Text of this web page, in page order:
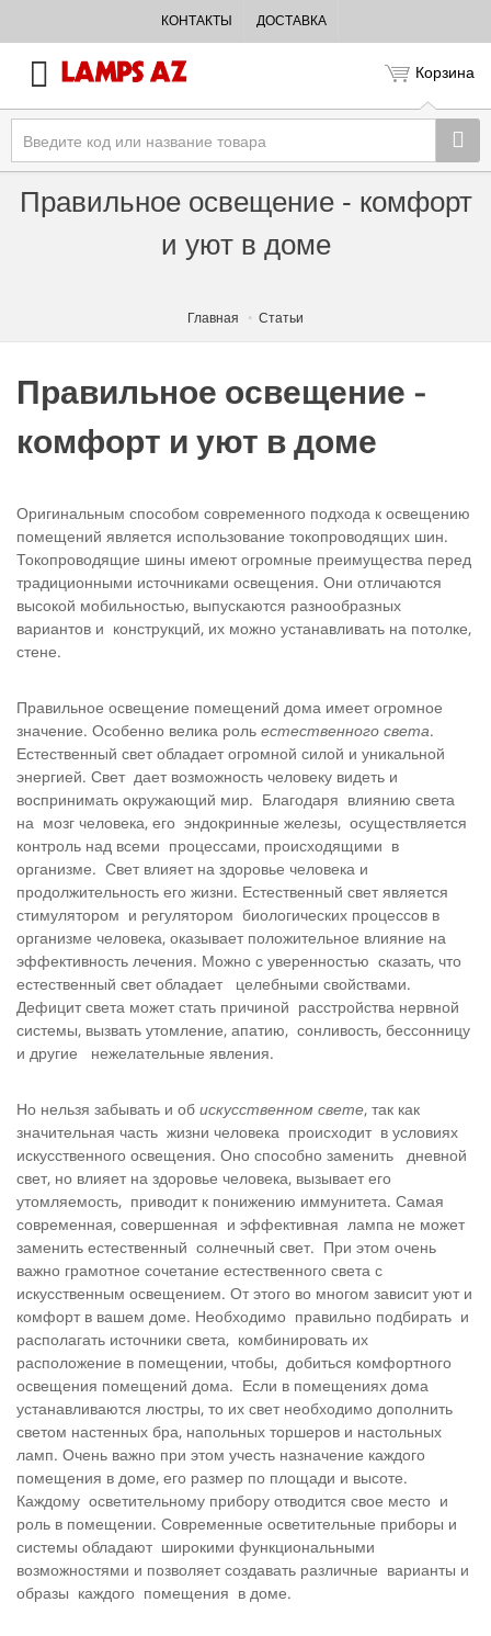
КОНТАКТЫ ДОСТАВКА
Корзина
Правильное освещение - комфорт
и уют в доме
Главная Статьи
Правильное освещение -
комфорт и уют в доме
Оригинальным способом современного подхода к освещению
помещений является использование токопроводящих шин.
Токопроводящие шины имеют огромные преимущества перед
традиционными источниками освещения. Они отличаются
высокой мобильностью, выпускаются разнообразных
вариантов и конструкций, их можно устанавливать на потолке,
стене.
Правильное освещение помещений дома имеет огромное
значение. Особенно велика роль естественного света.
Естественный свет обладает огромной силой и уникальной
энергией. Свет дает возможность человеку видеть и
воспринимать окружающий мир. Благодаря влиянию света
на мозг человека, его эндокринные железы, осуществляется
контроль над всеми процессами, происходящими в
организме. Свет влияет на здоровье человека и
продолжительность его жизни. Естественный свет является
стимулятором и регулятором биологических процессов в
организме человека, оказывает положительное влияние на
эффективность лечения. Можно с уверенностью сказать, что
естественный свет обладает целебными свойствами.
Дефицит света может стать причиной расстройства нервной
системы, вызвать утомление, апатию, сонливость, бессонницу
и другие нежелательные явления.
Но нельзя забывать и об искусственном свете, так как
значительная часть жизни человека происходит в условиях
искусственного освещения. Оно способно заменить дневной
свет, но влияет на здоровье человека, вызывает его
утомляемость, приводит к понижению иммунитета. Самая
современная, совершенная и эффективная лампа не может
заменить естественный солнечный свет. При этом очень
важно грамотное сочетание естественного света с
искусственным освещением. От этого во многом зависит уют и
комфорт в вашем доме. Необходимо правильно подбирать и
располагать источники света, комбинировать их
расположение в помещении, чтобы, добиться комфортного
освещения помещений дома. Если в помещениях дома
устанавливаются люстры, то их свет необходимо дополнить
светом настенных бра, напольных торшеров и настольных
ламп. Очень важно при этом учесть назначение каждого
помещения в доме, его размер по площади и высоте.
Каждому осветительному прибору отводится свое место и
роль в помещении. Современные осветительные приборы и
системы обладают широкими функциональными
возможностями и позволяет создавать различные варианты и
образы каждого помещения в доме.